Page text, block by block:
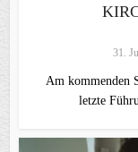
31.
Am kommenden
letzte